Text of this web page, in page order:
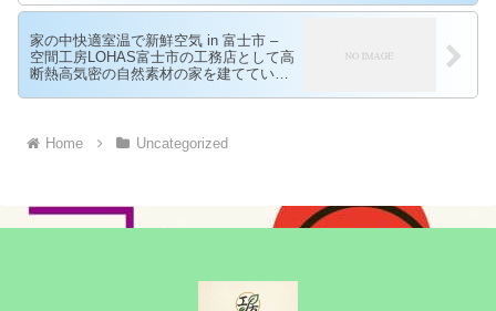
家の中快適室温で新鮮空気 in 富士市 –
空間工房LOHAS富士市の工務店として高
断熱高気密の自然素材の家を建てている
Home Uncategorized